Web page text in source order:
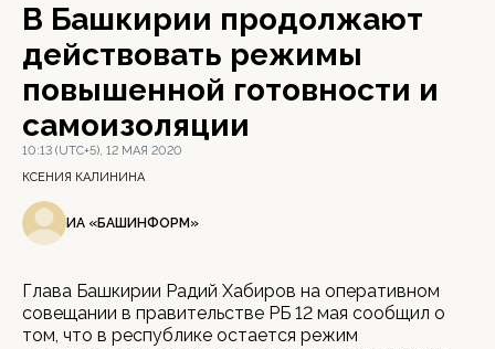
В Башкирии продолжают
действовать режимы
повышенной готовности и
самоизоляции
10:13 (UTC+5), 12 МАЯ 2020
КСЕНИЯ КАЛИНИНА
ИА «БАШИНФОРМ»
Глава Башкирии Радий Хабиров на оперативном
совещании в правительстве РБ 12 мая сообщил о
том, что в республике остается режим